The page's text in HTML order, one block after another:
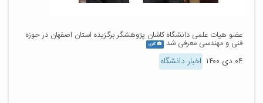
عضو هیات علمی دانشگاه کاشان پژوهشگر برگزیده استان اصفهان در حوزه
فنی و مهندسی معرفی شد گالری
۰۴ دی ۱۴۰۰ اخبار دانشگاه